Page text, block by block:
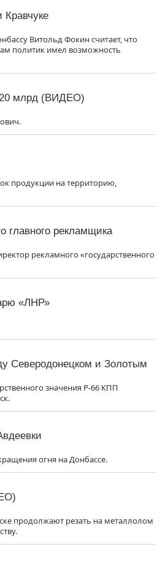
Кравчуке
Витольд Фокин считает, что
политик имел возможность
20 млрд (ВИДЕО)
продукции на территорию,
главного рекламщика
рекламного «государственного
«ЛНР»
Северодонецком и Золотым
значения Р-66 КПП
огня на Донбассе.
продолжают резать на металлолом